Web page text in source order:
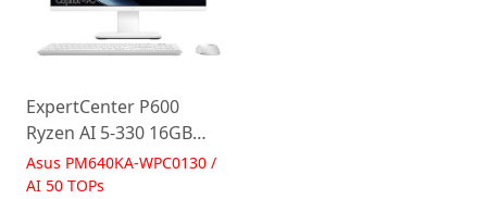
ExpertCenter P600
Ryzen AI 5-330 16GB
512GB 23.8 FreeDos
Beyaz AI-Powered AIO
Asus PM640KA-WPC0130 /
AI 50 TOPs